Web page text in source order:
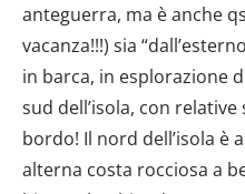
anteguerra, ma è anche
vacanza!!!) sia
in barca, in esplorazione
sud dell’isola, con
bordo! Il nord dell’isola è
alterna costa rocciosa a